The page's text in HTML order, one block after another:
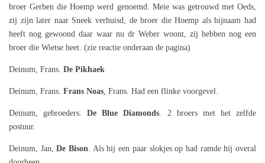
broer Gerben die Hoemp werd genoemd. Meie was getrouwd met Oeds,
zij zijn later naar Sneek verhuisd, de broer die Hoemp als bijnaam had
heeft nog gewoond daar waar nu dr Weber woont, zij hebben nog een
broer die Wietse heet. (zie reactie onderaan de pagina)
Deinum, Frans. De Pikhaek
Deinum, Frans. Frans Noas, Frans. Had een flinke voorgevel.
Deinum, gebroeders.De Blue Diamonds. 2 broers met het zelfde
postuur.
Deinum, Jan,De Bison. Als hij een paar slokjes op had ramde hij overal